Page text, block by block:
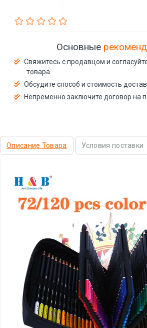
Основные
Свяжитесь с продавцом и
товара.
Обсудите способ и стоимость
Непременно заключите договор на
Описание Товара Условия поставки